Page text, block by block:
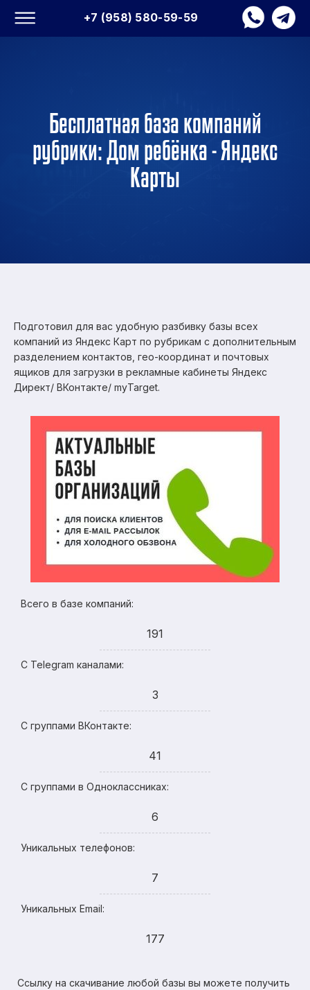
+7 (958) 580-59-59
Бесплатная база компаний
рубрики: Дом ребёнка - Яндекс
Карты
Подготовил для вас удобную разбивку базы всех
компаний из Яндекс Карт по рубрикам с дополнительным
разделением контактов, гео-координат и почтовых
ящиков для загрузки в рекламные кабинеты Яндекс
Директ/ ВКонтакте/ myTarget.
Всего в базе компаний:
191
С Telegram каналами:
3
С группами ВКонтакте:
41
С группами в Одноклассниках:
6
Уникальных телефонов:
7
Уникальных Email:
177
Ссылку на скачивание любой базы вы можете получить